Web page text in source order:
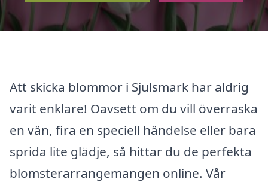
Att skicka blommor i Sjulsmark har aldrig
varit enklare! Oavsett om du vill överraska
en vän, fira en speciell händelse eller bara
sprida lite glädje, så hittar du de perfekta
blomsterarrangemangen online. Vår